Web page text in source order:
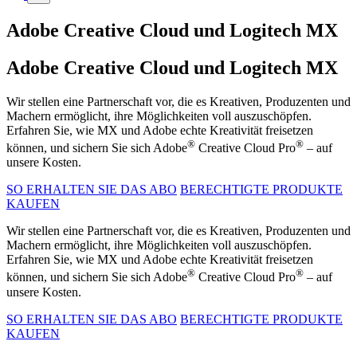
Adobe Creative Cloud und Logitech MX
Adobe Creative Cloud und Logitech MX
Wir stellen eine Partnerschaft vor, die es Kreativen, Produzenten und
Machern ermöglicht, ihre Möglichkeiten voll auszuschöpfen.
Erfahren Sie, wie MX und Adobe echte Kreativität freisetzen
können, und sichern Sie sich Adobe® Creative Cloud Pro® – auf
unsere Kosten.
SO ERHALTEN SIE DAS ABO BERECHTIGTE PRODUKTE
KAUFEN
Wir stellen eine Partnerschaft vor, die es Kreativen, Produzenten und
Machern ermöglicht, ihre Möglichkeiten voll auszuschöpfen.
Erfahren Sie, wie MX und Adobe echte Kreativität freisetzen
können, und sichern Sie sich Adobe® Creative Cloud Pro® – auf
unsere Kosten.
SO ERHALTEN SIE DAS ABO BERECHTIGTE PRODUKTE
KAUFEN